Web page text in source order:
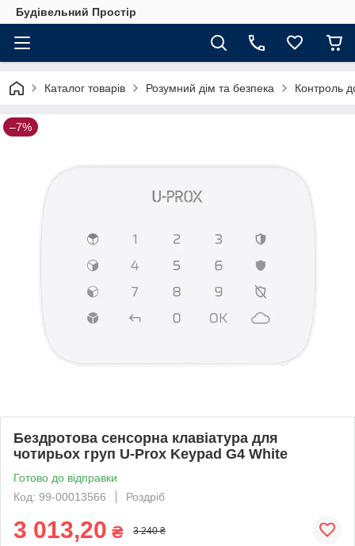
Будівельний Простір
Каталог товарів Розумний дім та безпека Контроль
–7%
Бездротова сенсорна клавіатура для
чотирьох груп U-Prox Keypad G4 White
Готово до відправки
Код: 99-00013566
Роздріб
3 013,20 ₴ 3 240 ₴